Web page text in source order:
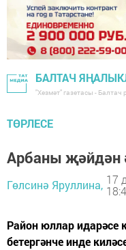
БАЛТАЧ
"Хезмәт" газетасы - Балтач
ТӨРЛЕСЕ
Арбаны җәйдән
Гөлсинә Яруллина, 17
Район юллар идарәсе
бетергәнче инде